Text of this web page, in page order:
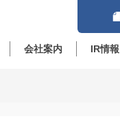
会社案内 IR情報